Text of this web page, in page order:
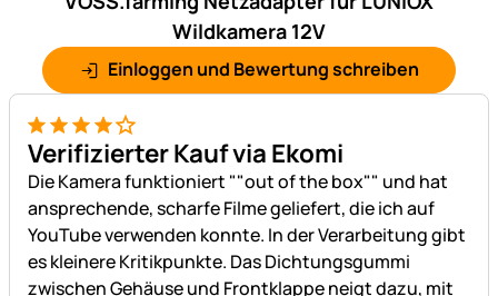
Wildkamera 12V
Einloggen und Bewertung schreiben
4 von 5
Verifizierter Kauf via Ekomi
Die Kamera funktioniert ""out of the box"" und hat
ansprechende, scharfe Filme geliefert, die ich auf
YouTube verwenden konnte. In der Verarbeitung gibt
es kleinere Kritikpunkte. Das Dichtungsgummi
zwischen Gehäuse und Frontklappe neigt dazu, mit